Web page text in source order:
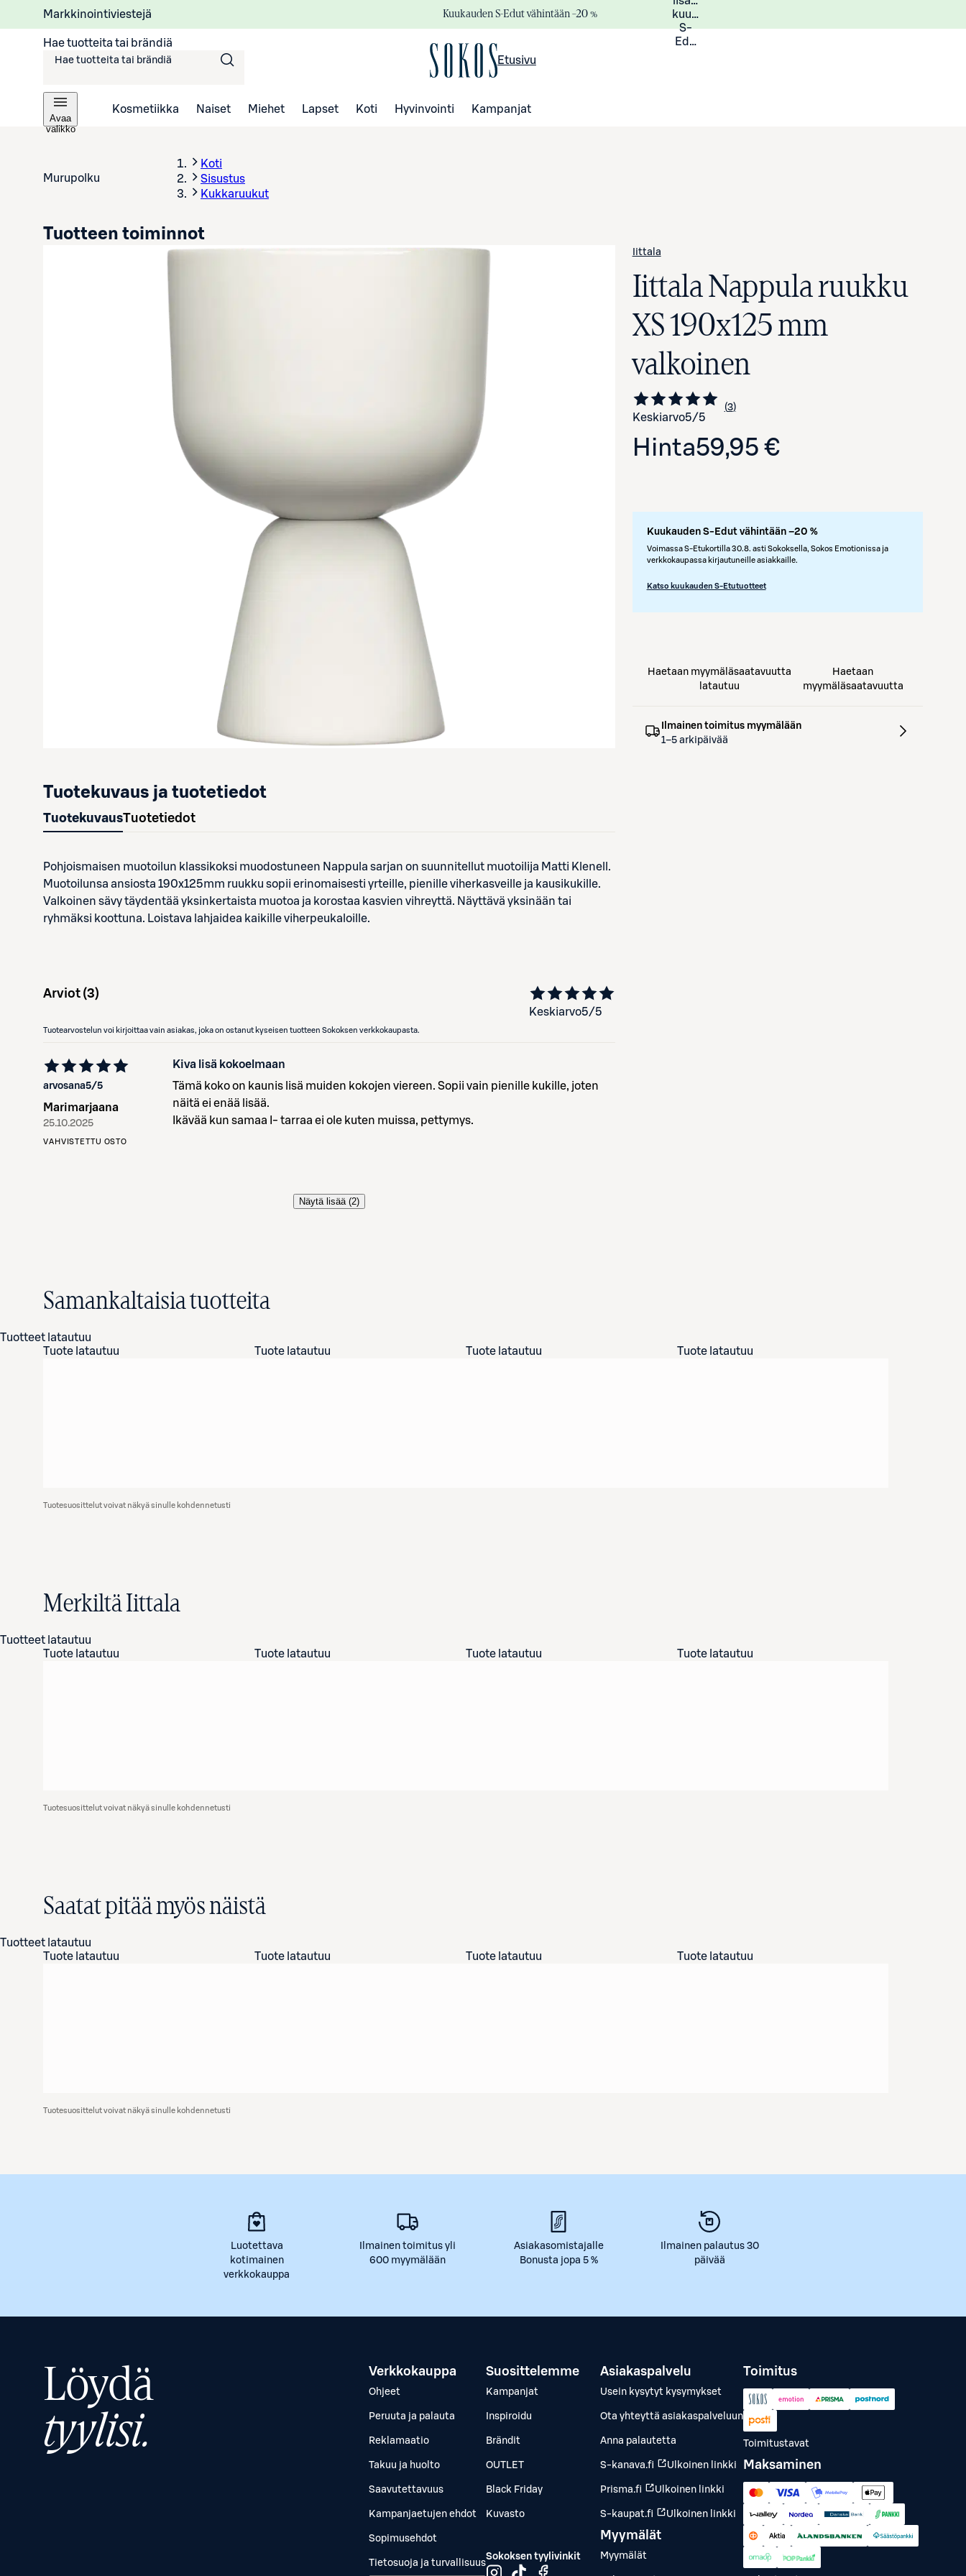
Markkinointiviestejä Kuukauden S-Edut vähintään –20 %
kuukauden
S-
Eduista
Hae tuotteita tai brändiä
Etusivu
Avaa
valikko
Kosmetiikka Naiset Miehet Lapset Koti Hyvinvointi Kampanjat
Murupolku
Koti
Sisustus
Kukkaruukut
Iittala
Iittala Nappula ruukku
XS 190x125 mm
valkoinen
Keskiarvo5/5 Siirry arvioihin
3
kappaletta
Hinta59,95 €
Kuukauden S-Edut vähintään –20 %
Voimassa S-Etukortilla 30.8. asti Sokoksella, Sokos Emotionissa ja
verkkokaupassa kirjautuneille asiakkaille.
Katso kuukauden S-Etutuotteet
Tuotteen toiminnot
Haetaan myymäläsaatavuutta
latautuu
Haetaan
myymäläsaatavuutta
Ilmainen toimitus myymälään
1–5 arkipäivää
Tuotekuvaus ja tuotetiedot
TuotekuvausTuotetiedot
Pohjoismaisen muotoilun klassikoksi muodostuneen Nappula sarjan on suunnitellut muotoilija Matti Klenell.
Muotoilunsa ansiosta 190x125mm ruukku sopii erinomaisesti yrteille, pienille viherkasveille ja kausikukille.
Valkoinen sävy täydentää yksinkertaista muotoa ja korostaa kasvien vihreyttä. Näyttävä yksinään tai
ryhmäksi koottuna. Loistava lahjaidea kaikille viherpeukaloille.
Arviot (3)
Keskiarvo5/5
Tuotearvostelun voi kirjoittaa vain asiakas, joka on ostanut kyseisen tuotteen Sokoksen verkkokaupasta.
arvosana5/5
Marimarjaana
25.10.2025
VAHVISTETTU OSTO
Kiva lisä kokoelmaan
Tämä koko on kaunis lisä muiden kokojen viereen. Sopii vain pienille kukille, joten
näitä ei enää lisää.
Ikävää kun samaa I- tarraa ei ole kuten muissa, pettymys.
Näytä lisää (2)
Samankaltaisia tuotteita
Tuotteet latautuu
Tuote latautuu
Tuote latautuu Tuote latautuu Tuote latautuu
Tuotesuosittelut voivat näkyä sinulle kohdennetusti
Merkiltä Iittala
Tuotteet latautuu
Tuote latautuu
Tuote latautuu Tuote latautuu Tuote latautuu
Tuotesuosittelut voivat näkyä sinulle kohdennetusti
Saatat pitää myös näistä
Tuotteet latautuu
Tuote latautuu
Tuote latautuu Tuote latautuu Tuote latautuu
Tuotesuosittelut voivat näkyä sinulle kohdennetusti
Luotettava
kotimainen
verkkokauppa
Ilmainen toimitus yli
600 myymälään
Asiakasomistajalle
Bonusta jopa 5 %
Ilmainen palautus 30
päivää
Löydä
tyylisi.
Verkkokauppa
Ohjeet
Peruuta ja palauta
Reklamaatio
Takuu ja huolto
Saavutettavuus
Kampanjaetujen ehdot
Sopimusehdot
Tietosuoja ja turvallisuus
Suosittelemme
Kampanjat
Inspiroidu
Brändit
OUTLET
Black Friday
Kuvasto
Sokoksen tyylivinkit
Asiakaspalvelu
Usein kysytyt kysymykset
Ota yhteyttä asiakaspalveluun
Anna palautetta
S-kanava.fi Ulkoinen linkki
Prisma.fi Ulkoinen linkki
S-kaupat.fi Ulkoinen linkki
Myymälät
Myymälät
Toimitus
Toimitustavat
Maksaminen